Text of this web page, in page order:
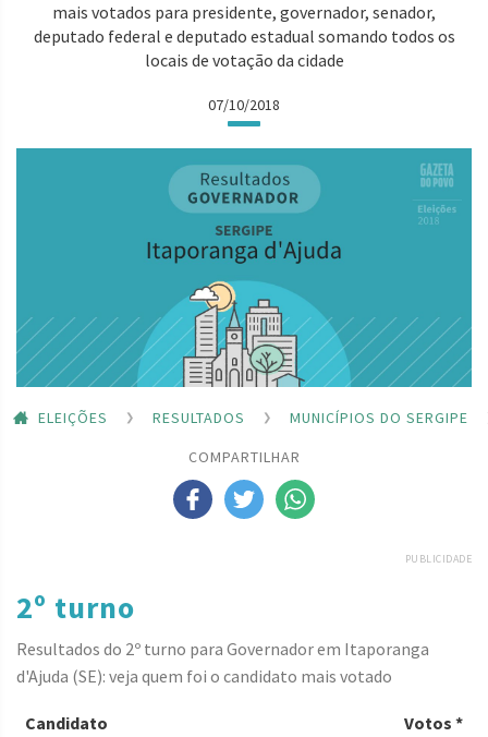
mais votados para presidente, governador, senador,
deputado federal e deputado estadual somando todos os
locais de votação da cidade
07/10/2018
ELEIÇÕES RESULTADOS
MUNICÍPIOS DO SERGIPE
COMPARTILHAR
PUBLICIDADE
2º turno
Resultados do 2º turno para Governador em Itaporanga
d'Ajuda (SE): veja quem foi o candidato mais votado
Candidato Votos *